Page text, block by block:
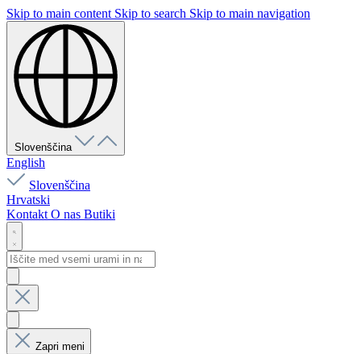
Skip to main content Skip to search Skip to main navigation
Slovenščina
English
Slovenščina
Hrvatski
Kontakt O nas Butiki
Zapri meni